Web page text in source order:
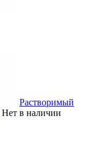
Растворимый
Нет в наличии